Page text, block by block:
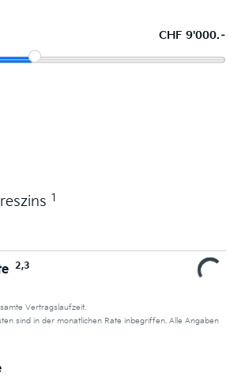
CHF 9'000.–
1
2,3
Vertragslaufzeit.
sind in der monatlichen Rate inbegriffen. Alle Angaben